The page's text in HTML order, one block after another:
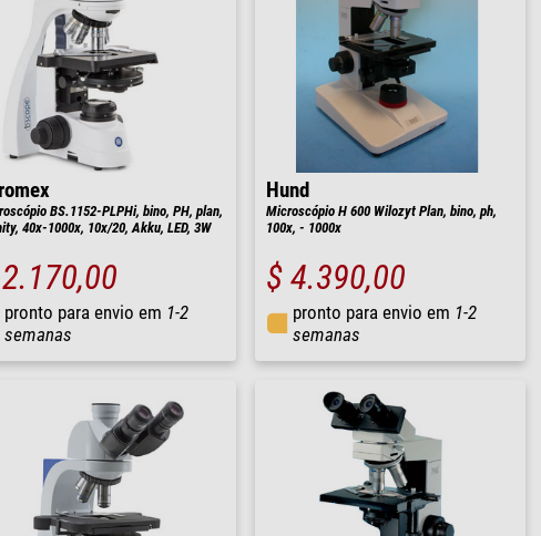
BS.1152-PLPHi, bino, PH, plan,
40x-1000x, 10x/20, Akku, LED, 3W
pronto para envio em 1-2
semanas
Hund
Microscópio H 600 Wilozyt Plan, bino, ph,
100x, - 1000x
$ 4.390,00
pronto para envio em 1-2
semanas